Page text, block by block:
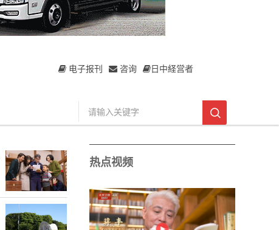
电子报刊 咨询 日中経営者
热点视频